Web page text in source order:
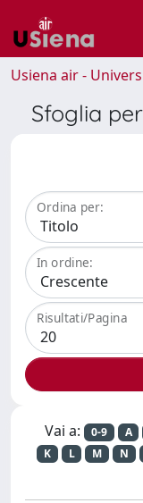
Usiena air -
Sfoglia
Ordina per:
In ordine:
Risultati/Pagina
Vai a: 0-9 A
K
L M N